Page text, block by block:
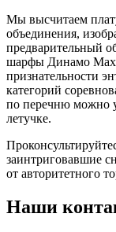
Мы высчитаем
объединения,
предварительный
шарфы Динамо
признательности
категорий
по перечню можно
летучке.
заинтриговавшие
от авторитетного
Наши